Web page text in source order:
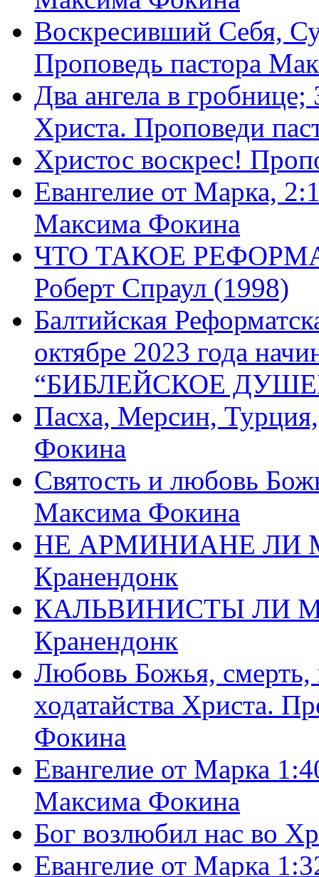
Воскресивший Себя,
Проповедь пастора
Два ангела в
Христа. Проповеди
Христос воскрес!
Евангелие от Марка,
Максима Фокина
ЧТО ТАКОЕ
Роберт Спраул (1998)
Балтийская
октябре 2023 года
“БИБЛЕЙСКОЕ
Пасха, Мерсин,
Фокина
Святость и любовь
Максима Фокина
НЕ АРМИНИАНЕ ЛИ
Кранендонк
КАЛЬВИНИСТЫ ЛИ
Кранендонк
Любовь Божья, смерть,
ходатайства Христа.
Фокина
Евангелие от Марка
Максима Фокина
Бог возлюбил нас во
Евангелие от Марка